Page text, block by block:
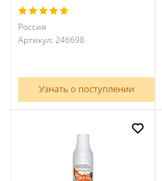
Россия
Артикул: 246698
Узнать о поступлении